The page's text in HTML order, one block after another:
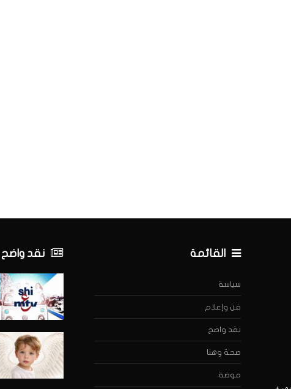
القائمة
سياسة
فن وإعلام
نقد واضح
صحة وهنا
موضة
نقد واضح